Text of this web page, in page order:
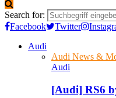
Search for:
Facebook Twitter
Audi
Audi News &
Audi
[Audi] RS6